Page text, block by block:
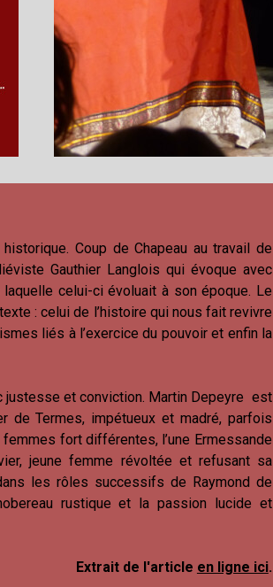
Coup de Chapeau au travail de
Gauthier Langlois qui évoque avec
celui-ci évoluait à son époque. Le
: celui de l’histoire qui nous fait revivre
liés à l’exercice du pouvoir et enfin la
et conviction. Martin Depeyre est
de Termes, impétueux et madré, parfois
fort différentes, l’une Ermessande
jeune femme révoltée et refusant sa
les rôles successifs de Raymond de
rustique et la passion lucide et
Extrait de l'article en ligne ici.